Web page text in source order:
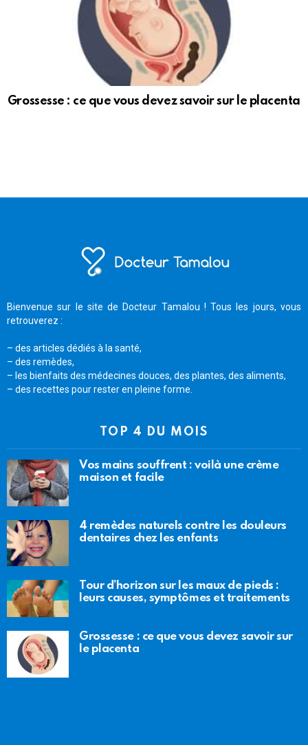
Grossesse : ce que vous devez savoir sur le placenta
Bienvenue sur le site de Docteur Tamalou ! Tous les jours, vous
retrouverez :
– des articles dédiés à la santé,
– des remèdes,
– les bienfaits des médecines douces, des plantes, des aliments,
– des recettes pour rester en pleine forme.
TOP 4 DU MOIS
Vos mains souffrent : voilà une crème
maison et facile
4 remèdes naturels contre les douleurs
dentaires chez les enfants
Tour d’horizon sur les maux de pieds :
leurs causes, symptômes et traitements
Grossesse : ce que vous devez savoir sur
le placenta